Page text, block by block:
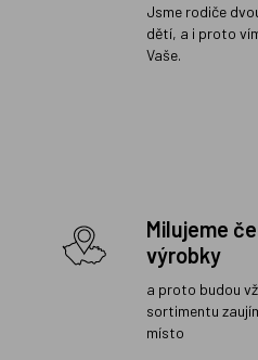
Jsme rodiče
dětí, a i proto
Vaše.
Milujeme
výrobky
a proto budou
sortimentu
místo